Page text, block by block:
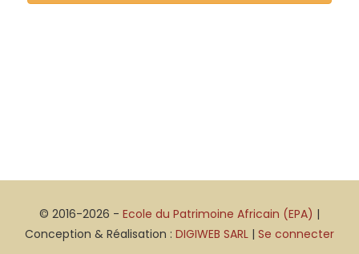
© 2016-2026 - Ecole du Patrimoine Africain (EPA) |
Conception & Réalisation : DIGIWEB SARL | Se connecter